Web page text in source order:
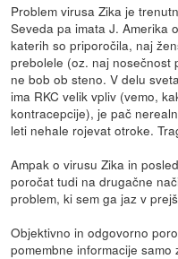
Problem virusa Zika je
Seveda pa imata J. Amerika
katerih so priporočila, naj
prebolele (oz. naj nosečnost
ne bob ob steno. V delu
ima RKC velik vpliv (vemo,
kontracepcije), je pač
leti nehale rojevat otroke.
Ampak o virusu Zika in
poročat tudi na drugačne
problem, ki sem ga jaz v
Objektivno in odgovorno
pomembne informacije